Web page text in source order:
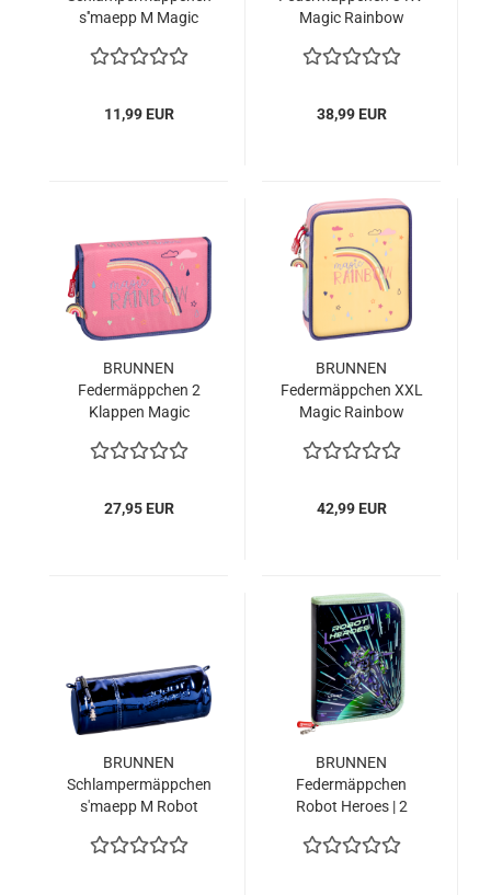
s''maepp M Magic
11,99 EUR
Magic Rainbow
38,99 EUR
BRUNNEN
Federmäppchen 2
Klappen Magic
27,95 EUR
BRUNNEN
Federmäppchen XXL
Magic Rainbow
42,99 EUR
BRUNNEN
Schlampermäppchen
s'maepp M Robot
BRUNNEN
Federmäppchen
Robot Heroes | 2